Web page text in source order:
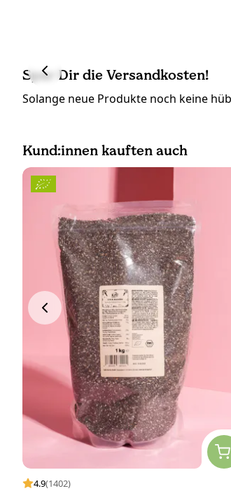
Spar Dir die Versandkosten!
Solange neue Produkte noch keine
Kund:innen kauften auch
4.9(1402)